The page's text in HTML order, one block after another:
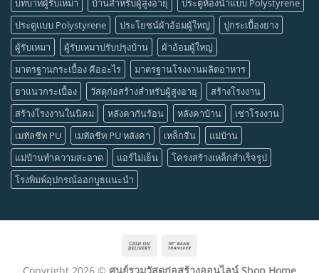
ประตูแบบ Polystyrene
ประโยชน์ผ้าอ้อมผู้ใหญ่
ปูกระเบื้องยาง
ผู้รับเหมา
ผู้รับเหมาปรับปรุงบ้าน
ผ้าอ้อมผู้ใหญ่
มาตรฐานกระเบื้อง คืออะไร
มาตรฐานโรงงานผลิตอาหาร
ยาแนวกระเบื้อง
วัสดุก่อสร้างสำหรับผู้สูงอายุ
สร้างโรงงาน
สร้างโรงงานในนิคม
หลังคากันร้อน หลังคาบ้าน
เช่าโรงงาน
เมทัลชีท PU
เมทัลชีท PU หลังคา เหล็กจีน
แม่บ้าน
แม่บ้านทำความสะอาด
แอร์ไม่เย็น
โครงสร้างเหล็กสำเร็จรูป
โรงพิมพ์อุปกรณ์ออกบูธแนะนำ
Cash